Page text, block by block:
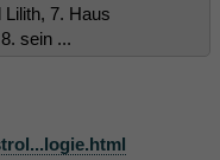
7. Haus
sein ...